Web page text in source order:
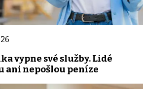
vypne své služby. Lidé
ani nepošlou peníze